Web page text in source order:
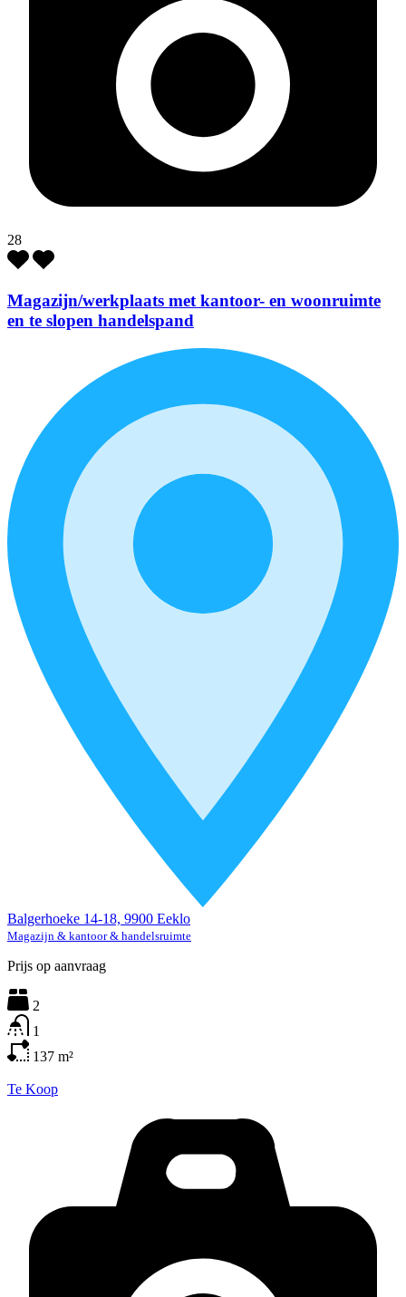
28
Magazijn/werkplaats met kantoor- en woonruimte
en te slopen handelspand
Balgerhoeke 14-18, 9900 Eeklo
Magazijn & kantoor & handelsruimte
Prijs op aanvraag
2
1
137 m²
Te Koop